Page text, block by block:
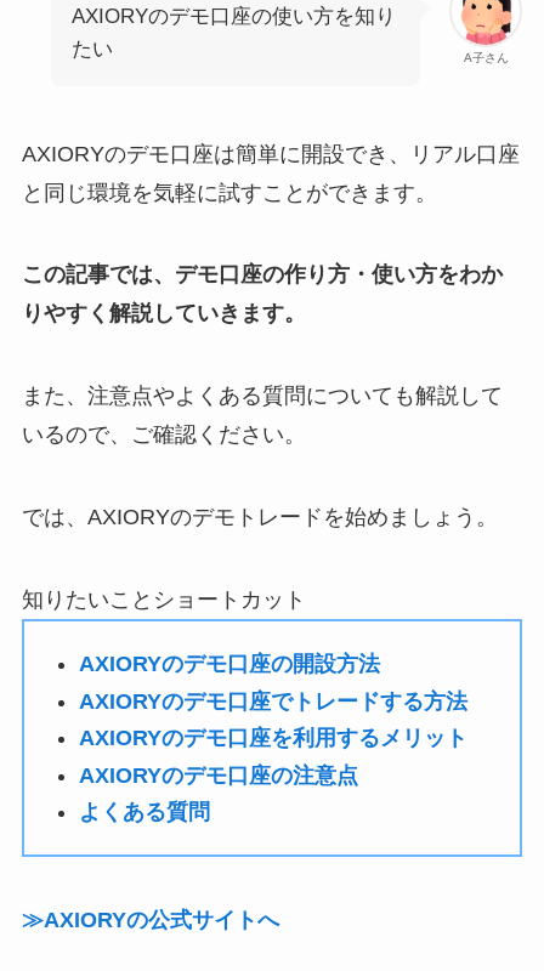
A子さん
AXIORYのデモ口座の使い方を知り
たい
AXIORYのデモ口座は簡単に開設でき、リアル口座
と同じ環境を気軽に試すことができます。
この記事では、デモ口座の作り方・使い方をわか
りやすく解説していきます。
また、注意点やよくある質問についても解説して
いるので、ご確認ください。
では、AXIORYのデモトレードを始めましょう。
知りたいことショートカット
AXIORYのデモ口座の開設方法
AXIORYのデモ口座でトレードする方法
AXIORYのデモ口座を利用するメリット
AXIORYのデモ口座の注意点
よくある質問
≫AXIORYの公式サイトへ